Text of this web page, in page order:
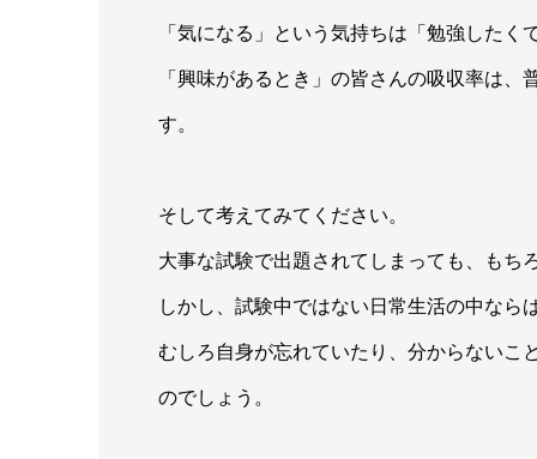
「気になる」という気持ちは「勉強した
「興味があるとき」の皆さんの吸収率は
す。
そして考えてみてください。
大事な試験で出題されてしまっても、もち
しかし、試験中ではない日常生活の中なら
むしろ自身が忘れていたり、分からないこ
のでしょう。